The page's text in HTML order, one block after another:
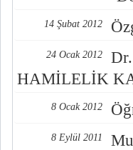
14 Şubat 2012
24 Ocak 2012
HAMİLELİK
8 Ocak 2012
8 Eylül 2011